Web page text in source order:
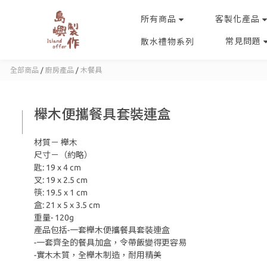
所有商品 客製化產品
散水禮物系列 常見問題
全部商品 / 廚房產品 / 木餐具
櫸木便攜餐具套裝連盒
材質－ 櫸木
尺寸－（約略）
匙: 19 x 4 cm
叉: 19 x 2.5 cm
筷: 19.5 x 1 cm
盒: 21 x 5 x 3.5 cm
重量- 120g
產品包括-一套櫸木便攜餐具套裝連盒
-一套齊全的餐具加盒，令帶飯變得更容易
-實木木質，全櫸木制造，耐用精美